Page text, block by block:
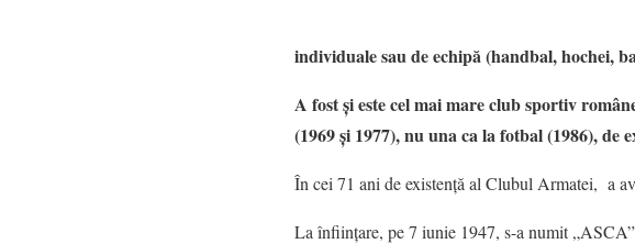
individuale sau de echipă (handbal, hochei,
A fost și este cel mai mare club sportiv
(1969 și 1977), nu una ca la fotbal (1986), de
În cei 71 ani de existență al Clubul Armatei, a
La înființare, pe 7 iunie 1947, s-a numit